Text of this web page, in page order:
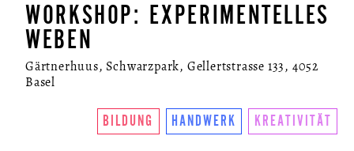
WORKSHOP: EXPERIMENTELLES
WEBEN
Gärtnerhuus, Schwarzpark, Gellertstrasse 133, 4052
Basel
BILDUNG HANDWERK KREATIVITÄT